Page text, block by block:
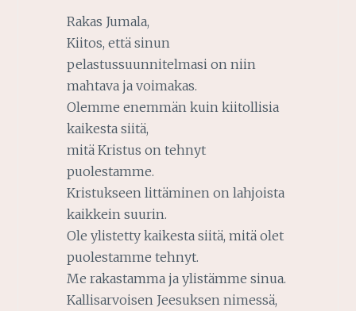
Rakas Jumala,
Kiitos, että sinun
pelastussuunnitelmasi on niin
mahtava ja voimakas.
Olemme enemmän kuin kiitollisia
kaikesta siitä,
mitä Kristus on tehnyt
puolestamme.
Kristukseen littäminen on lahjoista
kaikkein suurin.
Ole ylistetty kaikesta siitä, mitä olet
puolestamme tehnyt.
Me rakastamma ja ylistämme sinua.
Kallisarvoisen Jeesuksen nimessä,